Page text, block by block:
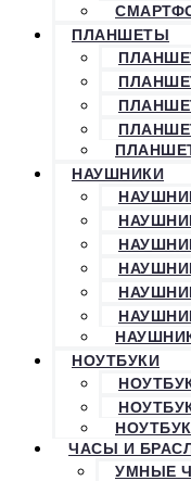
ПЛАНШЕТЫ
НАУШНИКИ
НОУТБУКИ
ЧАСЫ И
УМНЫЕ